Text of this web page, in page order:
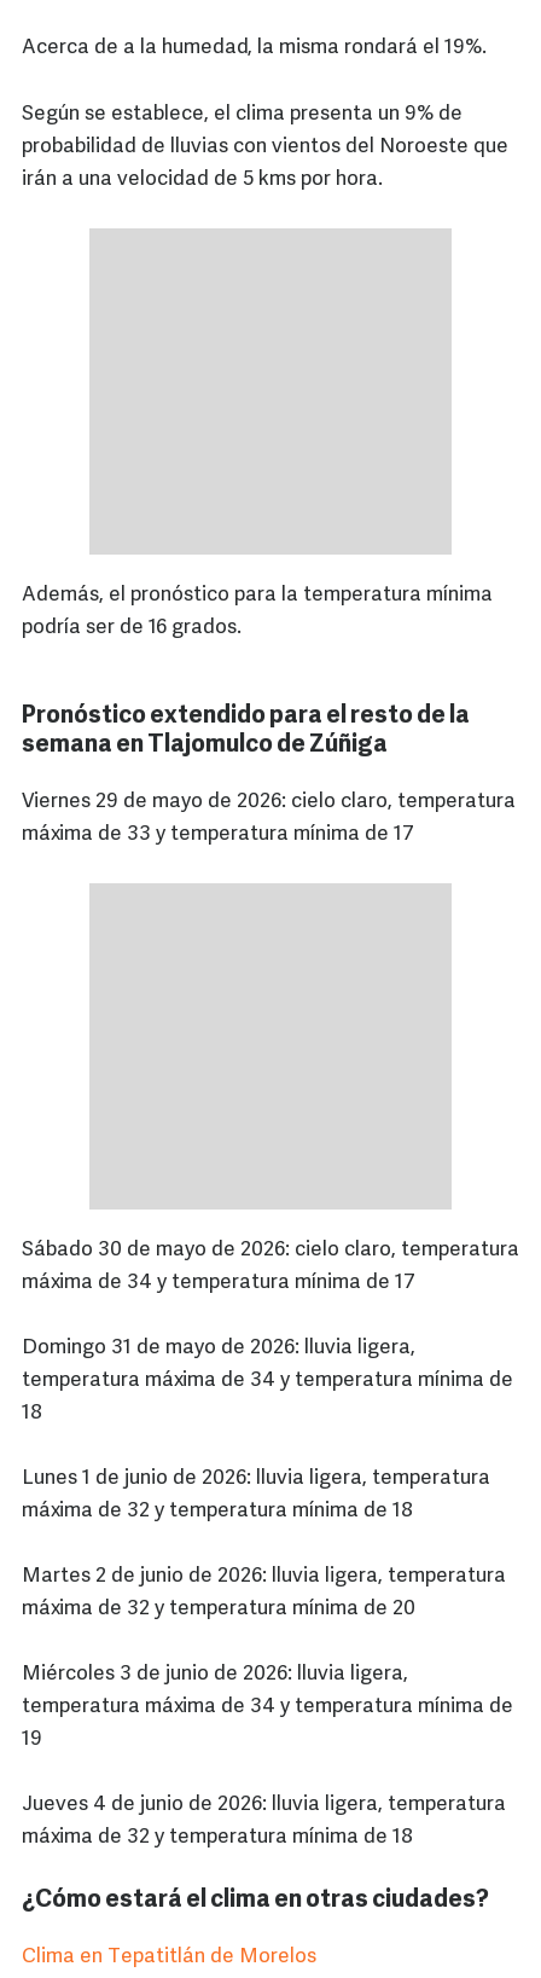
Acerca de a la humedad, la misma rondará el 19%.
Según se establece, el clima presenta un 9% de
probabilidad de lluvias con vientos del Noroeste que
irán a una velocidad de 5 kms por hora.
Además, el pronóstico para la temperatura mínima
podría ser de 16 grados.
Pronóstico extendido para el resto de la
semana en Tlajomulco de Zúñiga
Viernes 29 de mayo de 2026: cielo claro, temperatura
máxima de 33 y temperatura mínima de 17
Sábado 30 de mayo de 2026: cielo claro, temperatura
máxima de 34 y temperatura mínima de 17
Domingo 31 de mayo de 2026: lluvia ligera,
temperatura máxima de 34 y temperatura mínima de
18
Lunes 1 de junio de 2026: lluvia ligera, temperatura
máxima de 32 y temperatura mínima de 18
Martes 2 de junio de 2026: lluvia ligera, temperatura
máxima de 32 y temperatura mínima de 20
Miércoles 3 de junio de 2026: lluvia ligera,
temperatura máxima de 34 y temperatura mínima de
19
Jueves 4 de junio de 2026: lluvia ligera, temperatura
máxima de 32 y temperatura mínima de 18
¿Cómo estará el clima en otras ciudades?
Clima en Tepatitlán de Morelos